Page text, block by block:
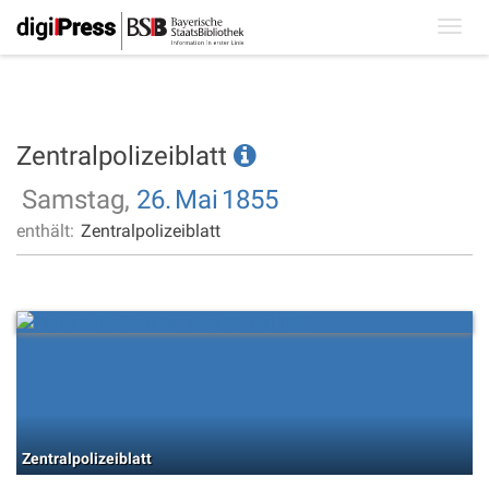
Zentralpolizeiblatt
Samstag, 26. Mai 1855
enthält: Zentralpolizeiblatt
Zentralpolizeiblatt